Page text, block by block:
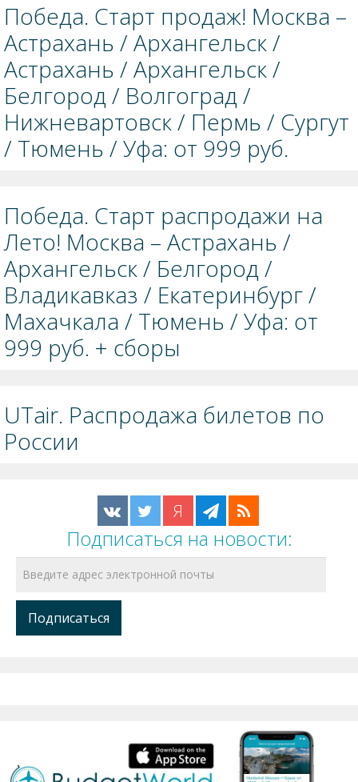
Победа. Старт продаж! Москва –
Астрахань / Архангельск /
Астрахань / Архангельск /
Белгород / Волгоград /
Нижневартовск / Пермь / Сургут
/ Тюмень / Уфа: от 999 руб.
Победа. Старт распродажи на
Лето! Москва – Астрахань /
Архангельск / Белгород /
Владикавказ / Екатеринбург /
Махачкала / Тюмень / Уфа: от
999 руб. + сборы
UTair. Распродажа билетов по
России
Я
Подписаться на новости: